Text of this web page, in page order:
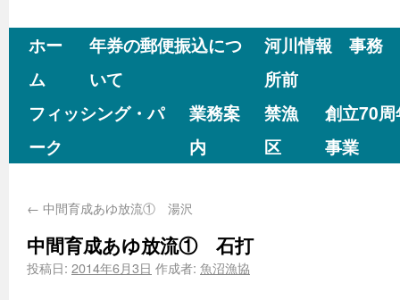
ホー
ム
年券の郵便振込につ
いて
河川情報 事務
所前
フィッシング・パ
ーク
業務案
内
禁漁
区
創立70
事業
← 中間育成あゆ放流① 湯沢
中間育成あゆ放流① 石打
投稿日: 2014年6月3日 作成者: 魚沼漁協